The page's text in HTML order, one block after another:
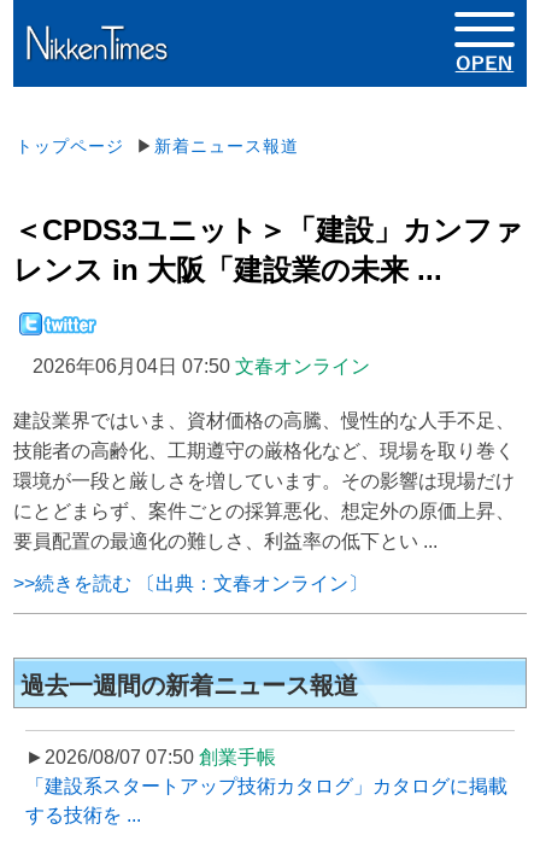
トップページ ▶ 新着ニュース報道
＜CPDS3ユニット＞「建設」カンファ
レンス in 大阪「建設業の未来 ...
2026年06月04日 07:50 文春オンライン
建設業界ではいま、資材価格の高騰、慢性的な人手不足、
技能者の高齢化、工期遵守の厳格化など、現場を取り巻く
環境が一段と厳しさを増しています。その影響は現場だけ
にとどまらず、案件ごとの採算悪化、想定外の原価上昇、
要員配置の最適化の難しさ、利益率の低下とい ...
>>続きを読む 〔出典：文春オンライン〕
過去一週間の新着ニュース報道
►2026/08/07 07:50 創業手帳
「建設系スタートアップ技術カタログ」カタログに掲載
する技術を ...